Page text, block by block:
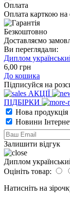
Оплата
Оплата карткою на
Безкоштовно
Доставляємо
Ви переглядали:
Диплом
6,00 грн
До кошика
Підписуйся на
АКЦІЇ
ПІДБІРКИ
Нова продукція
Новини
Залишити відгук
Диплом
Оцініть товар:
Натисніть на